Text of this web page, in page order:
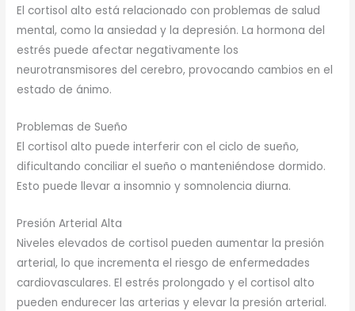
El cortisol alto está relacionado con problemas de salud
mental, como la ansiedad y la depresión. La hormona del
estrés puede afectar negativamente los
neurotransmisores del cerebro, provocando cambios en el
estado de ánimo.
Problemas de Sueño
El cortisol alto puede interferir con el ciclo de sueño,
dificultando conciliar el sueño o manteniéndose dormido.
Esto puede llevar a insomnio y somnolencia diurna.
Presión Arterial Alta
Niveles elevados de cortisol pueden aumentar la presión
arterial, lo que incrementa el riesgo de enfermedades
cardiovasculares. El estrés prolongado y el cortisol alto
pueden endurecer las arterias y elevar la presión arterial.